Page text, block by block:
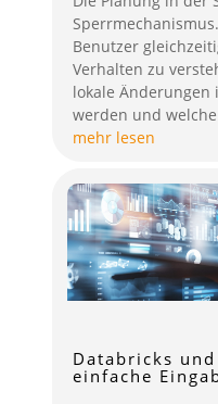
Benutzer
Verhalten zu
lokale Änderungen
werden und
mehr lesen
Databricks
einfache